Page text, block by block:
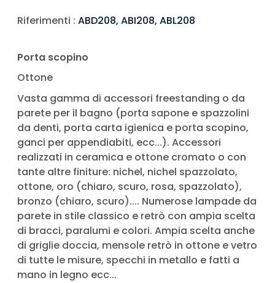
Riferimenti : ABD208, ABI208, ABL208
Porta scopino
Ottone
Vasta gamma di accessori freestanding o da
parete per il bagno (porta sapone e spazzolini
da denti, porta carta igienica e porta scopino,
ganci per appendiabiti, ecc...). Accessori
realizzati in ceramica e ottone cromato o con
tante altre finiture: nichel, nichel spazzolato,
ottone, oro (chiaro, scuro, rosa, spazzolato),
bronzo (chiaro, scuro).... Numerose lampade da
parete in stile classico e retrò con ampia scelta
di bracci, paralumi e colori. Ampia scelta anche
di griglie doccia, mensole retrò in ottone e vetro
di tutte le misure, specchi in metallo e fatti a
mano in legno ecc...